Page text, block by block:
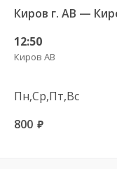
Киров г. АВ —
12:50
Киров АВ
Пн,Ср,Пт,Вс
800 руб.